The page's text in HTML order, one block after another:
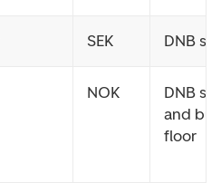
SEK DNB
NOK
DNB
and
floor